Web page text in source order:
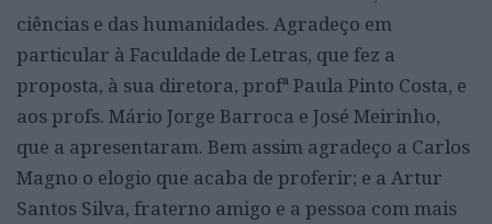
ciências e das humanidades. Agradeço em
particular à Faculdade de Letras, que fez a
proposta, à sua diretora, profª Paula Pinto Costa, e
aos profs. Mário Jorge Barroca e José Meirinho,
que a apresentaram. Bem assim agradeço a Carlos
Magno o elogio que acaba de proferir; e a Artur
Santos Silva, fraterno amigo e a pessoa com mais